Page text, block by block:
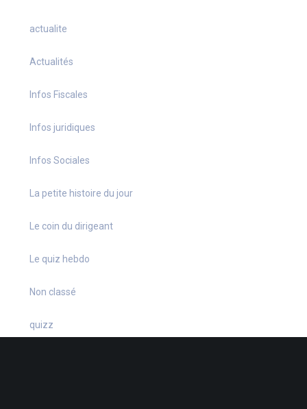
actualite
Actualités
Infos Fiscales
Infos juridiques
Infos Sociales
La petite histoire du jour
Le coin du dirigeant
Le quiz hebdo
Non classé
quizz